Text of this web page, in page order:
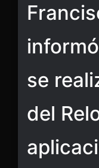
se
del